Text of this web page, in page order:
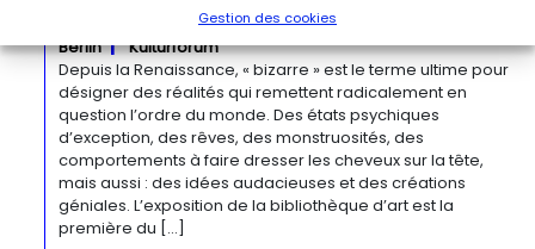
Gestion des cookies
plus fou du monde
Berlin
Kulturforum
Depuis la Renaissance, « bizarre » est le terme ultime pour
désigner des réalités qui remettent radicalement en
question l’ordre du monde. Des états psychiques
d’exception, des rêves, des monstruosités, des
comportements à faire dresser les cheveux sur la tête,
mais aussi : des idées audacieuses et des créations
géniales. L’exposition de la bibliothèque d’art est la
première du […]